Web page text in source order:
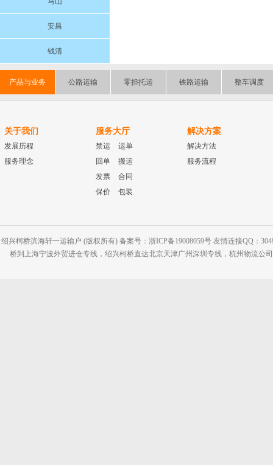
安昌
钱清
产品与业务 公路运输 零担托运 铁路运输 整车调度
关于我们
发展历程
服务理念
服务大厅
禁运
运单
回单
搬运
发票
合同
保价
包装
解决方案
解决方法
服务流程
绍兴柯桥滨海轩一运输户 (版权所有) 备案号：浙ICP备19008059号 友情连接QQ：
桥到上海宁波外贸进仓专线，绍兴柯桥直达北京天津广州深圳专线，杭州物流公